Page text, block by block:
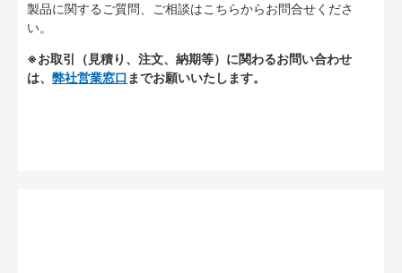
製品に関するご質問、ご相談はこちらからお問合せくださ
い。
※お取引（見積り、注文、納期等）に関わるお問い合わせ
は、 弊社営業窓口 までお願いいたします。